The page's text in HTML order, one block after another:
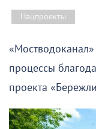
Нацпроекты
процессы
проекта